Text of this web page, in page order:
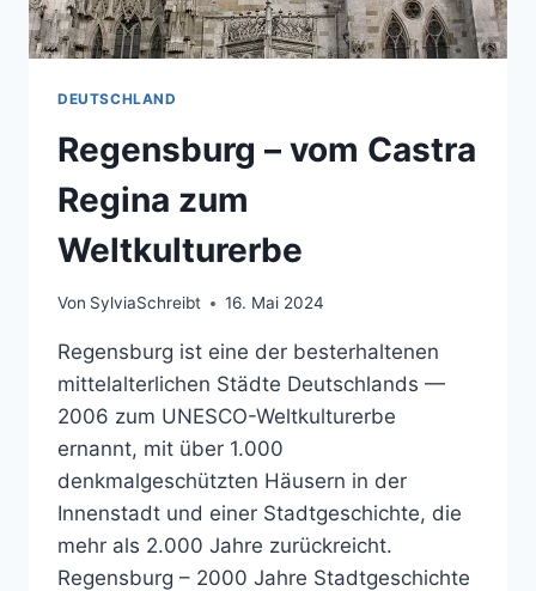
DEUTSCHLAND
Regensburg – vom Castra
Regina zum
Weltkulturerbe
Von SylviaSchreibt 16. Mai 2024
Regensburg ist eine der besterhaltenen
mittelalterlichen Städte Deutschlands —
2006 zum UNESCO-Weltkulturerbe
ernannt, mit über 1.000
denkmalgeschützten Häusern in der
Innenstadt und einer Stadtgeschichte, die
mehr als 2.000 Jahre zurückreicht.
Regensburg – 2000 Jahre Stadtgeschichte